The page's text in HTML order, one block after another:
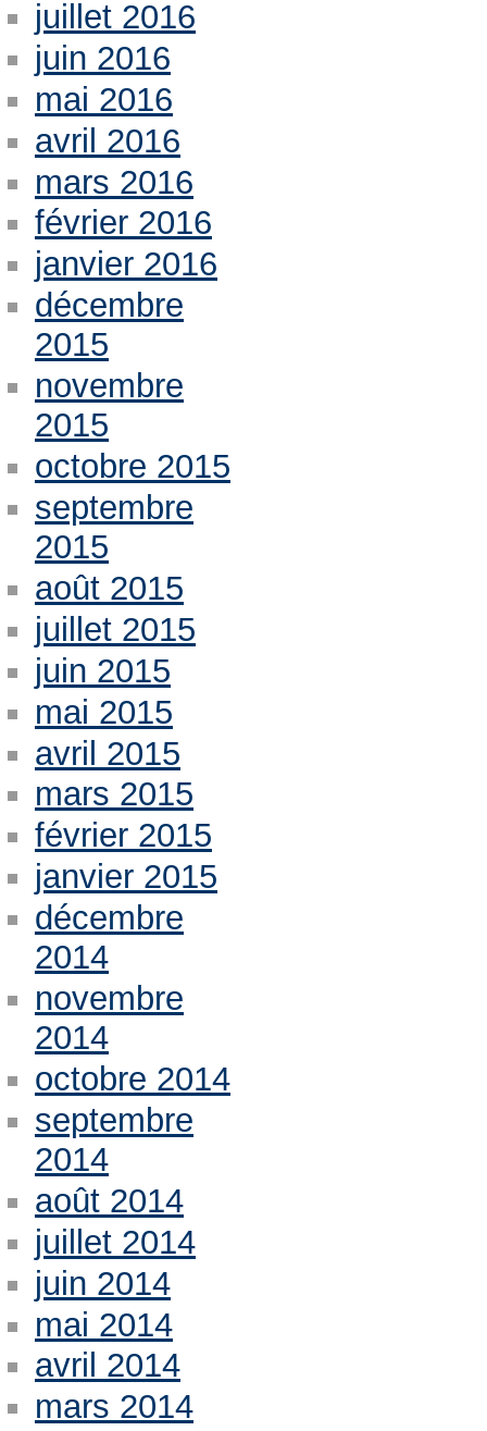
juillet 2016
juin 2016
mai 2016
avril 2016
mars 2016
février 2016
janvier 2016
décembre
2015
novembre
2015
octobre 2015
septembre
2015
août 2015
juillet 2015
juin 2015
mai 2015
avril 2015
mars 2015
février 2015
janvier 2015
décembre
2014
novembre
2014
octobre 2014
septembre
2014
août 2014
juillet 2014
juin 2014
mai 2014
avril 2014
mars 2014